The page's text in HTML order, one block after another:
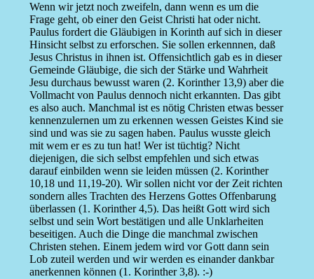
Wenn wir jetzt noch zweifeln, dann wenn es um die
Frage geht, ob einer den Geist Christi hat oder nicht.
Paulus fordert die Gläubigen in Korinth auf sich in dieser
Hinsicht selbst zu erforschen. Sie sollen erkennnen, daß
Jesus Christus in ihnen ist. Offensichtlich gab es in dieser
Gemeinde Gläubige, die sich der Stärke und Wahrheit
Jesu durchaus bewusst waren (2. Korinther 13,9) aber die
Vollmacht von Paulus dennoch nicht erkannten. Das gibt
es also auch. Manchmal ist es nötig Christen etwas besser
kennenzulernen um zu erkennen wessen Geistes Kind sie
sind und was sie zu sagen haben. Paulus wusste gleich
mit wem er es zu tun hat! Wer ist tüchtig? Nicht
diejenigen, die sich selbst empfehlen und sich etwas
darauf einbilden wenn sie leiden müssen (2. Korinther
10,18 und 11,19-20). Wir sollen nicht vor der Zeit richten
sondern alles Trachten des Herzens Gottes Offenbarung
überlassen (1. Korinther 4,5). Das heißt Gott wird sich
selbst und sein Wort bestätigen und alle Unklarheiten
beseitigen. Auch die Dinge die manchmal zwischen
Christen stehen. Einem jedem wird vor Gott dann sein
Lob zuteil werden und wir werden es einander dankbar
anerkennen können (1. Korinther 3,8). :-)